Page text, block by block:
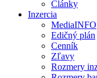
Články
Inzercia
MediaINFO
Edičný plán
Cenník
Zľavy
Rozmery